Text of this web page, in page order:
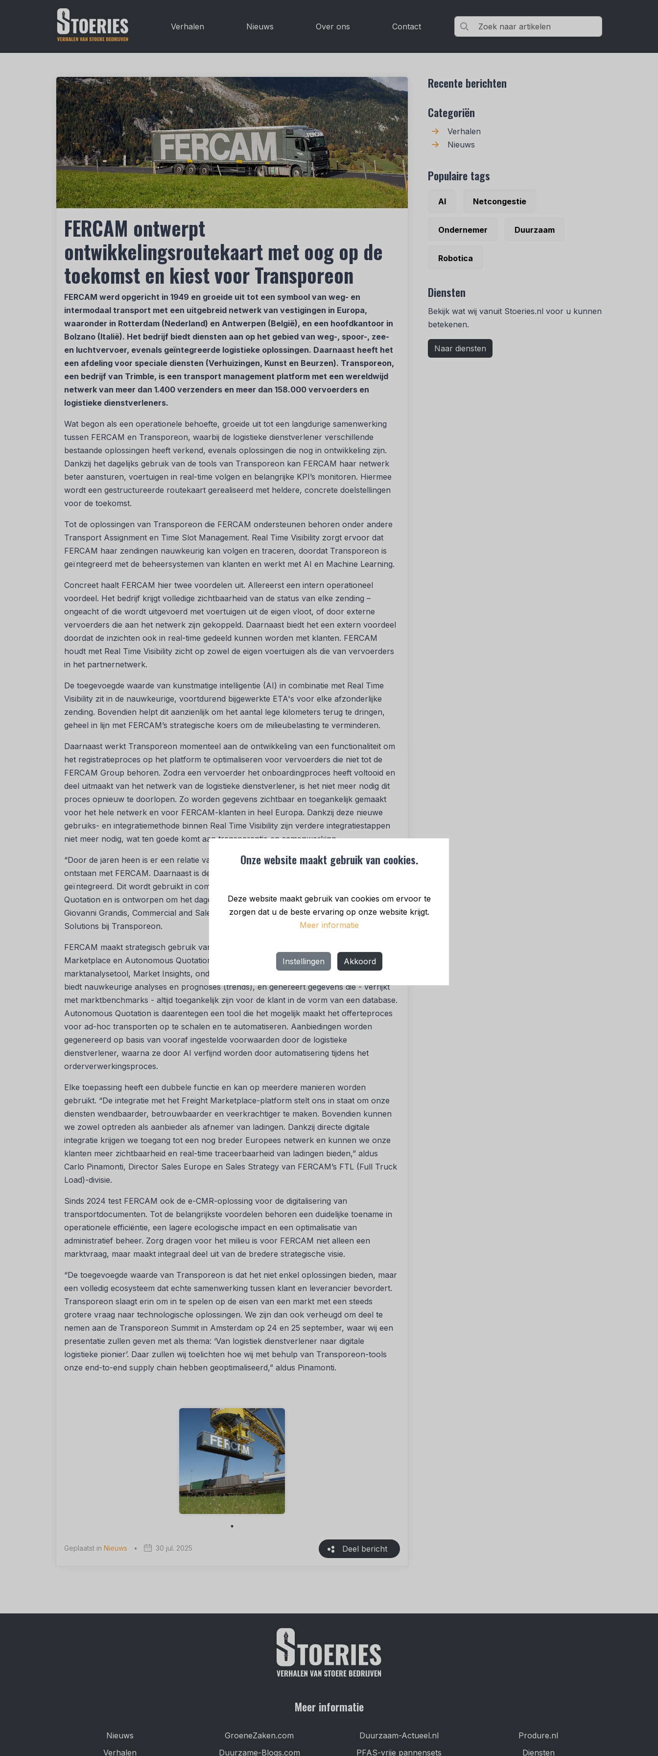
Onze website maakt gebruik van cookies.
Deze website maakt gebruik van cookies om ervoor te
zorgen dat u de beste ervaring op onze website krijgt.
Meer informatie
Instellingen Akkoord
Verhalen Nieuws Over ons Contact
FERCAM ontwerpt
ontwikkelingsroutekaart met oog op de
toekomst en kiest voor Transporeon
FERCAM werd opgericht in 1949 en groeide uit tot een symbool van weg- en
intermodaal transport met een uitgebreid netwerk van vestigingen in Europa,
waaronder in Rotterdam (Nederland) en Antwerpen (België), en een hoofdkantoor in
Bolzano (Italië). Het bedrijf biedt diensten aan op het gebied van weg-, spoor-, zee-
en luchtvervoer, evenals geïntegreerde logistieke oplossingen. Daarnaast heeft het
een afdeling voor speciale diensten (Verhuizingen, Kunst en Beurzen). Transporeon,
een bedrijf van Trimble, is een transport management platform met een wereldwijd
netwerk van meer dan 1.400 verzenders en meer dan 158.000 vervoerders en
logistieke dienstverleners.
Wat begon als een operationele behoefte, groeide uit tot een langdurige samenwerking
tussen FERCAM en Transporeon, waarbij de logistieke dienstverlener verschillende
bestaande oplossingen heeft verkend, evenals oplossingen die nog in ontwikkeling zijn.
Dankzij het dagelijks gebruik van de tools van Transporeon kan FERCAM haar netwerk
beter aansturen, voertuigen in real-time volgen en belangrijke KPI’s monitoren. Hiermee
wordt een gestructureerde routekaart gerealiseerd met heldere, concrete doelstellingen
voor de toekomst.
Tot de oplossingen van Transporeon die FERCAM ondersteunen behoren onder andere
Transport Assignment en Time Slot Management. Real Time Visibility zorgt ervoor dat
FERCAM haar zendingen nauwkeurig kan volgen en traceren, doordat Transporeon is
geïntegreerd met de beheersystemen van klanten en werkt met AI en Machine Learning.
Concreet haalt FERCAM hier twee voordelen uit. Allereerst een intern operationeel
voordeel. Het bedrijf krijgt volledige zichtbaarheid van de status van elke zending –
ongeacht of die wordt uitgevoerd met voertuigen uit de eigen vloot, of door externe
vervoerders die aan het netwerk zijn gekoppeld. Daarnaast biedt het een extern voordeel
doordat de inzichten ook in real-time gedeeld kunnen worden met klanten. FERCAM
houdt met Real Time Visibility zicht op zowel de eigen voertuigen als die van vervoerders
in het partnernetwerk.
De toegevoegde waarde van kunstmatige intelligentie (AI) in combinatie met Real Time
Visibility zit in de nauwkeurige, voortdurend bijgewerkte ETA's voor elke afzonderlijke
zending. Bovendien helpt dit aanzienlijk om het aantal lege kilometers terug te dringen,
geheel in lijn met FERCAM’s strategische koers om de milieubelasting te verminderen.
Daarnaast werkt Transporeon momenteel aan de ontwikkeling van een functionaliteit om
het registratieproces op het platform te optimaliseren voor vervoerders die niet tot de
FERCAM Group behoren. Zodra een vervoerder het onboardingproces heeft voltooid en
deel uitmaakt van het netwerk van de logistieke dienstverlener, is het niet meer nodig dit
proces opnieuw te doorlopen. Zo worden gegevens zichtbaar en toegankelijk gemaakt
voor het hele netwerk en voor FERCAM-klanten in heel Europa. Dankzij deze nieuwe
gebruiks- en integratiemethode binnen Real Time Visibility zijn verdere integratiestappen
niet meer nodig, wat ten goede komt aan transparantie en samenwerking.
“Door de jaren heen is er een relatie van samenwerking, synergie en vertrouwen
ontstaan met FERCAM. Daarnaast is de marktintelligentie-oplossing Market Insights
geïntegreerd. Dit wordt gebruikt in combinatie met Freight Marketplace en Autonomous
Quotation en is ontworpen om het dagelijkse offerteproces op te automatiseren,” aldus
Giovanni Grandis, Commercial and Sales Director – Delivering Transport Management
Solutions bij Transporeon.
FERCAM maakt strategisch gebruik van deze drie tools, Market Insights, Freight
Marketplace en Autonomous Quotation, die onderling geïntegreerd zijn. De
marktanalysetool, Market Insights, ondersteunt de prijsstrategieën van vervoerders. Het
biedt nauwkeurige analyses en prognoses (trends), en genereert gegevens die - verrijkt
met marktbenchmarks - altijd toegankelijk zijn voor de klant in de vorm van een database.
Autonomous Quotation is daarentegen een tool die het mogelijk maakt het offerteproces
voor ad-hoc transporten op te schalen en te automatiseren. Aanbiedingen worden
gegenereerd op basis van vooraf ingestelde voorwaarden door de logistieke
dienstverlener, waarna ze door AI verfijnd worden door automatisering tijdens het
orderverwerkingsproces.
Elke toepassing heeft een dubbele functie en kan op meerdere manieren worden
gebruikt. “De integratie met het Freight Marketplace-platform stelt ons in staat om onze
diensten wendbaarder, betrouwbaarder en veerkrachtiger te maken. Bovendien kunnen
we zowel optreden als aanbieder als afnemer van ladingen. Dankzij directe digitale
integratie krijgen we toegang tot een nog breder Europees netwerk en kunnen we onze
klanten meer zichtbaarheid en real-time traceerbaarheid van ladingen bieden,” aldus
Carlo Pinamonti, Director Sales Europe en Sales Strategy van FERCAM’s FTL (Full Truck
Load)-divisie.
Sinds 2024 test FERCAM ook de e-CMR-oplossing voor de digitalisering van
transportdocumenten. Tot de belangrijkste voordelen behoren een duidelijke toename in
operationele efficiëntie, een lagere ecologische impact en een optimalisatie van
administratief beheer. Zorg dragen voor het milieu is voor FERCAM niet alleen een
marktvraag, maar maakt integraal deel uit van de bredere strategische visie.
“De toegevoegde waarde van Transporeon is dat het niet enkel oplossingen bieden, maar
een volledig ecosysteem dat echte samenwerking tussen klant en leverancier bevordert.
Transporeon slaagt erin om in te spelen op de eisen van een markt met een steeds
grotere vraag naar technologische oplossingen. We zijn dan ook verheugd om deel te
nemen aan de Transporeon Summit in Amsterdam op 24 en 25 september, waar wij een
presentatie zullen geven met als thema: ‘Van logistiek dienstverlener naar digitale
logistieke pionier’. Daar zullen wij toelichten hoe wij met behulp van Transporeon-tools
onze end-to-end supply chain hebben geoptimaliseerd,” aldus Pinamonti.
Geplaatst in Nieuws • 30 jul. 2025 Deel bericht
Recente berichten
Categoriën
Verhalen
Nieuws
Populaire tags
AI Netcongestie
Ondernemer Duurzaam
Robotica
Diensten
Bekijk wat wij vanuit Stoeries.nl voor u kunnen
betekenen.
Naar diensten
Meer informatie
Nieuws
Verhalen
GroeneZaken.com
Duurzame-Blogs.com
Duurzaam-Actueel.nl
PFAS-vrije pannensets
Produre.nl
Diensten